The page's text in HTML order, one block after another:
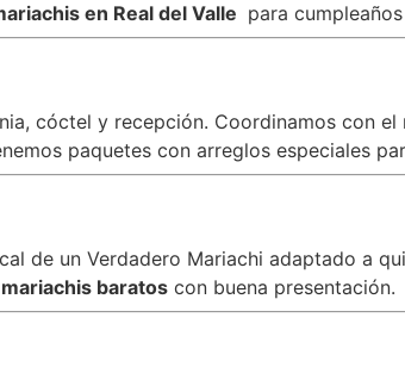
en Real del Valle para
cóctel y recepción. Coordinamos con
paquetes con arreglos especiales
de un Verdadero Mariachi adaptado a
mariachis baratos con buena presentación.